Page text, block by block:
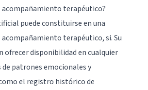
acompañamiento terapéutico?
puede constituirse en una
terapéutico, si. Su
ofrecer disponibilidad en cualquier
patrones emocionales y
el registro histórico de